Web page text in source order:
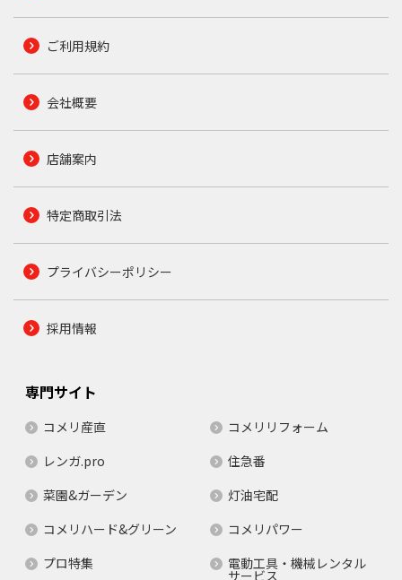
ご利用規約
会社概要
店舗案内
特定商取引法
プライバシーポリシー
採用情報
専門サイト
コメリ産直
コメリリフォーム
レンガ.pro
住急番
菜園&ガーデン
灯油宅配
コメリハード&グリーン
コメリパワー
プロ特集
電動工具・機械レンタル
サービス